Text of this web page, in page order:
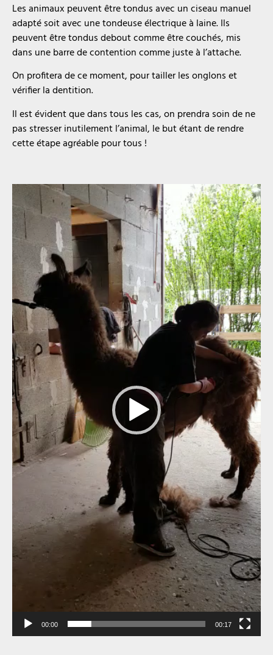
Les animaux peuvent être tondus avec un ciseau manuel
adapté soit avec une tondeuse électrique à laine. Ils
peuvent être tondus debout comme être couchés, mis
dans une barre de contention comme juste à l’attache.
On profitera de ce moment, pour tailler les onglons et
vérifier la dentition.
Il est évident que dans tous les cas, on prendra soin de ne
pas stresser inutilement l’animal, le but étant de rendre
cette étape agréable pour tous !
vidéo
00:00 00:17